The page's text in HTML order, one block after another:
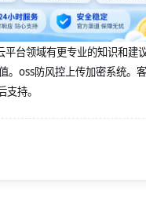
台领域有更专业的知识和建
。oss防风控上传加密系统。
持。